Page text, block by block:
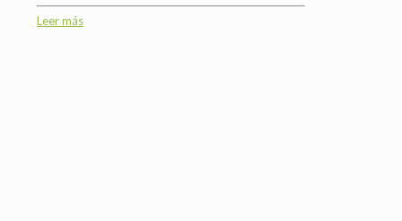
Leer más